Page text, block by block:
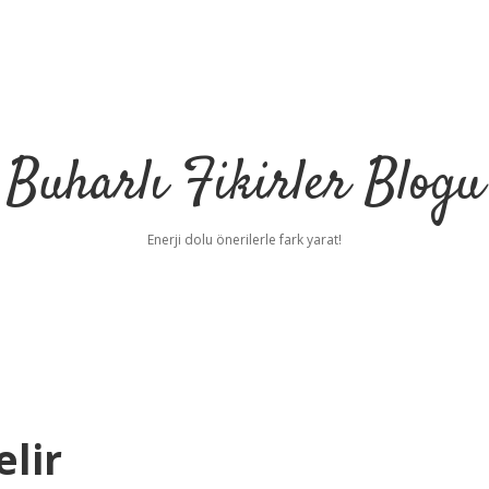
Buharlı Fikirler Blogu
Enerji dolu önerilerle fark yarat!